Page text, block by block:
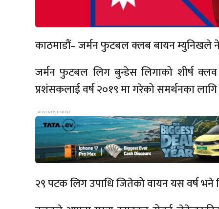
काठमाडौं– जर्मन फुटबल क्लब बायन म्युनिखले
जर्मन फुटबल लिग बुन्डेस लिगाको शीर्ष
प्रशंसकलाई वर्ष २०१९ मा गरेको समर्थनका लागि
२९ पटक लिग उपाधि जितेको वायन यस वर्ष भने